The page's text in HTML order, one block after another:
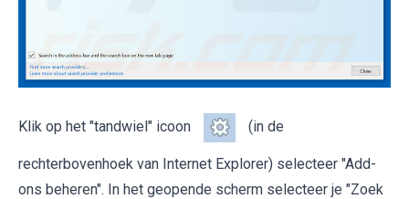
Klik op het "tandwiel" icoon (in de
rechterbovenhoek van Internet Explorer) selecteer "Add-
ons beheren". In het geopende scherm selecteer je "Zoek